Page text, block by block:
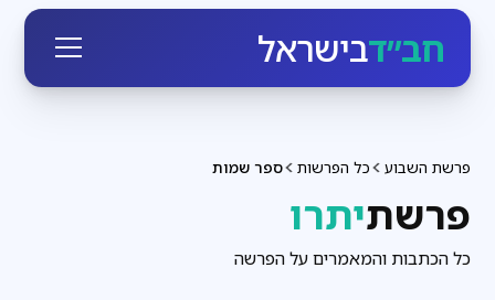
חב״דבישראל
פרשת השבוע כל הפרשות ספר שמות
פרשתיתרו
כל הכתבות והמאמרים על הפרשה